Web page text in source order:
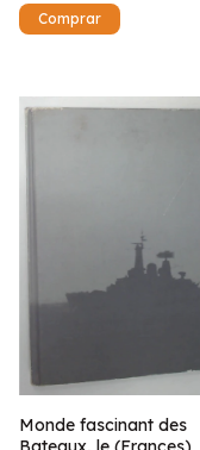
Monde fascinant des